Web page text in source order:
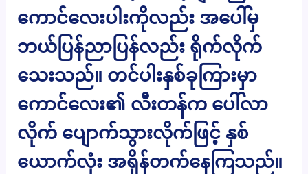
ကောင်လေးပါးကိုလည်း အပေါ်မှ
ဘယ်ပြန်ညာပြန်လည်း ရိုက်လိုက်
သေးသည်။ တင်ပါးနှစ်ခုကြားမှာ
ကောင်လေး၏ လီးတန်က ပေါ်လာ
လိုက် ပျောက်သွားလိုက်ဖြင့် နှစ်
ယောက်လုံး အရှိန်တက်နေကြသည်။